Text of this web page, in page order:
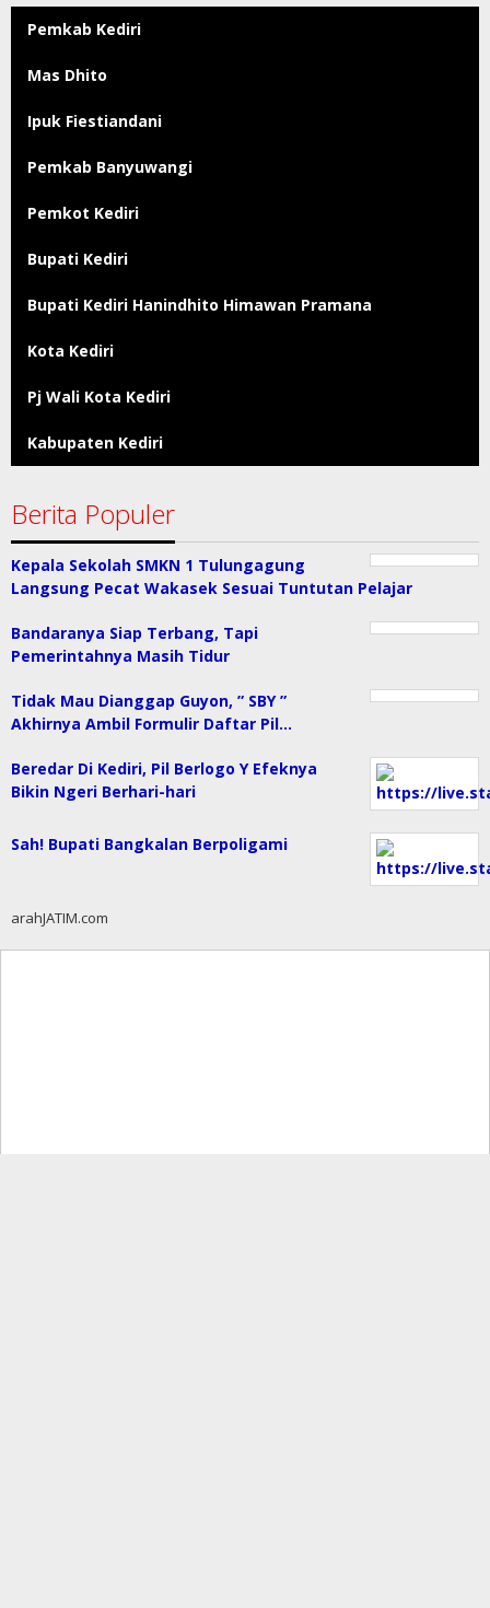
Pemkab Kediri
Mas Dhito
Ipuk Fiestiandani
Pemkab Banyuwangi
Pemkot Kediri
Bupati Kediri
Bupati Kediri Hanindhito Himawan Pramana
Kota Kediri
Pj Wali Kota Kediri
Kabupaten Kediri
Berita Populer
Kepala Sekolah SMKN 1 Tulungagung
Langsung Pecat Wakasek Sesuai Tuntutan Pelajar
Bandaranya Siap Terbang, Tapi
Pemerintahnya Masih Tidur
Tidak Mau Dianggap Guyon, ” SBY ”
Akhirnya Ambil Formulir Daftar Pil…
Beredar Di Kediri, Pil Berlogo Y Efeknya
Bikin Ngeri Berhari-hari
Sah! Bupati Bangkalan Berpoligami
arahJATIM.com